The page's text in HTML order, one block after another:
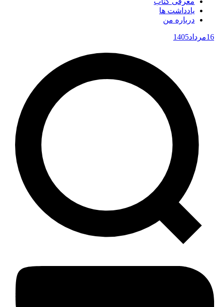
یادداشت ها
درباره من
1405